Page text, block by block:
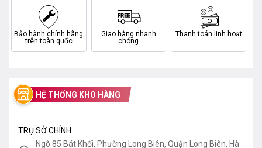
Bảo hành chính hãng
trên toàn quốc
Giao hàng nhanh
chóng
Thanh toán linh hoạt
HỆ THỐNG KHO HÀNG
TRỤ SỞ CHÍNH
Ngõ 85 Bát Khối, Phường Long Biên, Quận Long Biên, Hà